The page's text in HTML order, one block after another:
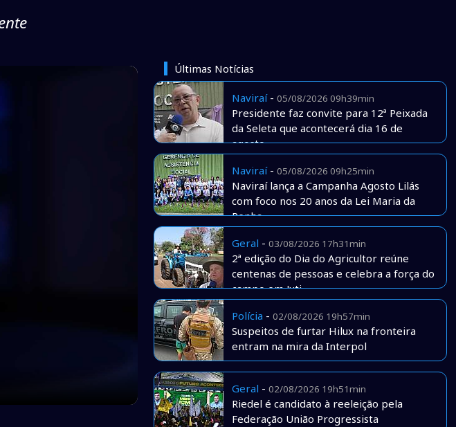
Últimas Notícias
Naviraí- 05/08/2026 09h39min
Presidente faz convite para 12ª Peixada
da Seleta que acontecerá dia 16 de
agosto
Naviraí- 05/08/2026 09h25min
Naviraí lança a Campanha Agosto Lilás
com foco nos 20 anos da Lei Maria da
Penha
Geral - 03/08/2026 17h31min
2ª edição do Dia do Agricultor reúne
centenas de pessoas e celebra a força do
campo em Juti
Polícia - 02/08/2026 19h57min
Suspeitos de furtar Hilux na fronteira
entram na mira da Interpol
Geral - 02/08/2026 19h51min
Riedel é candidato à reeleição pela
Federação União Progressista